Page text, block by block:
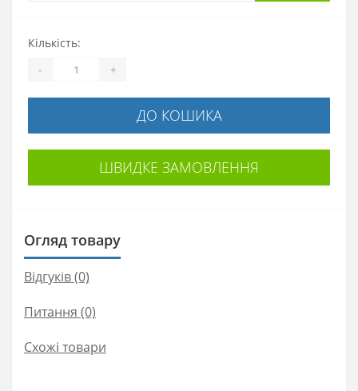
Кількість:
- +
ДО КОШИКА
ШВИДКЕ ЗАМОВЛЕННЯ
Огляд товару
Відгуків (0)
Питання (0)
Схожі товари